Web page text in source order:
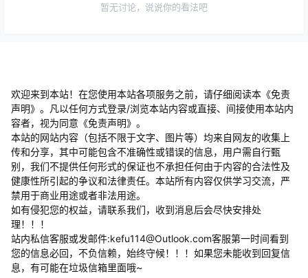
暂无讨论，说说你的看法吧
欢迎来到本站！在您使用本站各项服务之前，请仔细阅读本《免责
声明》。凡以任何方式登录/浏览本站内容或直接、间接使用本站内
容者，视为同意《免责声明》。
本站的网站内容（包括不限于文字、图片等）均来自网友的收集上
传和分享，其中可能包含不准确性或错误的信息，用户需自行甄
别，我们不提供任何形式的保证也不承担任何由于内容的合法性及
健康性所引起的争议和法律责任。本站所有内容仅供学习交流，严
禁用于商业用途或者非法用途。
​如有侵犯您的权益，请联系我们，收到消息后会尽快安排处
理！！！
站内私信客服或发邮件:kefu114@Outlook.com客服第一时间看到
您的信息必回，不负信赖，始终守候！！！如果您未能收到回复信
息，有可能在垃圾信箱里面哦~